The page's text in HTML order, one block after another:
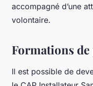
accompagné d’une
volontaire.
Formations
Il est possible de